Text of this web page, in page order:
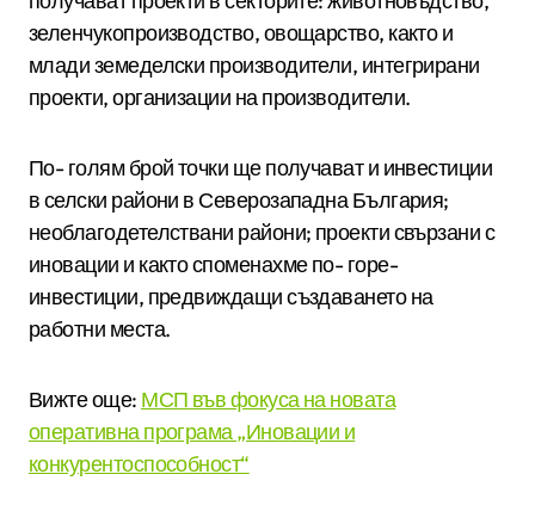
зеленчукопроизводство, овощарство, както и
млади земеделски производители, интегрирани
проекти, организации на производители.
По- голям брой точки ще получават и инвестиции
в селски райони в Северозападна България;
необлагодетелствани райони; проекти свързани с
иновации и както споменахме по- горе-
инвестиции, предвиждащи създаването на
работни места.
Вижте още: МСП във фокуса на новата
оперативна програма „Иновации и
конкурентоспособност“